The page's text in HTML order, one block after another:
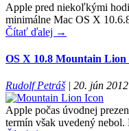
Apple pred niekoľkými
minimálne Mac OS X
Čítať ďalej →
OS X 10.8 Mountain Lion
Rudolf Petráš| 20. jún 2012
Apple počas úvodnej
termín však uvedený